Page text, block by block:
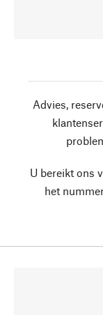
Advies,
U bereikt ons
het